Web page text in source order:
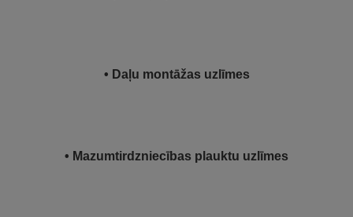
• Daļu montāžas uzlīmes
• Mazumtirdzniecības plauktu uzlīmes